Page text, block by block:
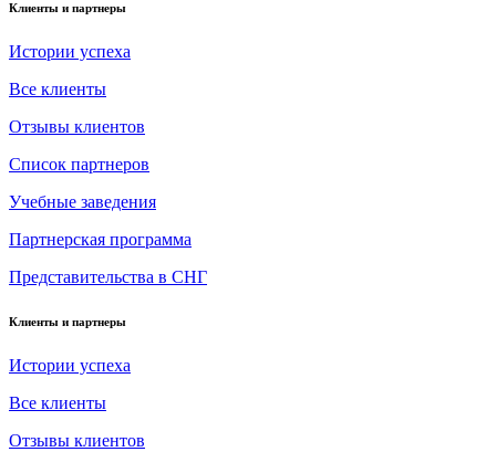
Клиенты и партнеры
Истории успеха
Все клиенты
Отзывы клиентов
Список партнеров
Учебные заведения
Партнерская программа
Представительства в СНГ
Клиенты и партнеры
Истории успеха
Все клиенты
Отзывы клиентов